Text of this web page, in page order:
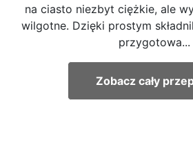
na ciasto niezbyt ciężkie, ale
wilgotne. Dzięki prostym
przygotowa...
Zobacz cały